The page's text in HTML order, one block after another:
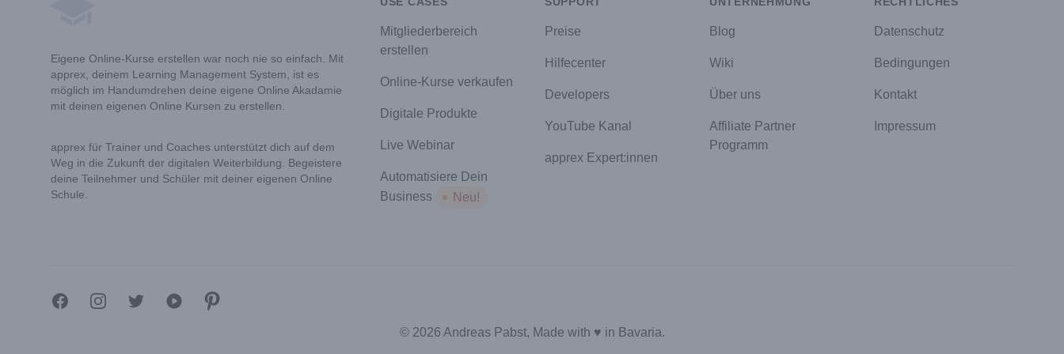
Eigene Online-Kurse erstellen war noch nie so einfach. Mit
apprex, deinem Learning Management System, ist es
möglich im Handumdrehen deine eigene Online Akadamie
mit deinen eigenen Online Kursen zu erstellen.
apprex für Trainer und Coaches unterstützt dich auf dem
Weg in die Zukunft der digitalen Weiterbildung. Begeistere
deine Teilnehmer und Schüler mit deiner eigenen Online
Schule.
Mitgliederbereich
erstellen
Online-Kurse verkaufen
Digitale Produkte
Live Webinar
Automatisiere Dein
Business
Neu!
Preise
Hilfecenter
Developers
YouTube Kanal
apprex Expert:innen
Blog
Wiki
Über uns
Affiliate Partner
Programm
Datenschutz
Bedingungen
Kontakt
Impressum
FacebookInstagramTwitter YouTubePinterest
© 2026 Andreas Pabst, Made with ♥ in Bavaria.